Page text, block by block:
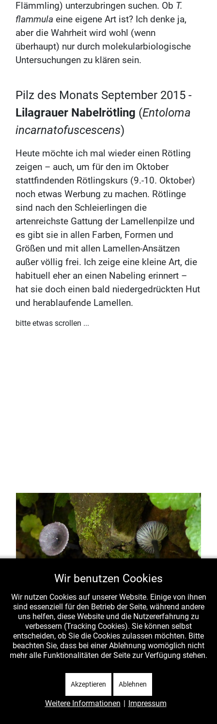
Flämmling) unterzubringen suchen. Ob T.
flammula eine eigene Art ist? Ich denke ja,
aber die Wahrheit wird wohl (wenn
überhaupt) nur durch molekularbiologische
Untersuchungen zu klären sein.
Pilz des Monats September 2015 -
Lilagrauer Nabelrötling (Entoloma
incarnatofuscescens)
Heute möchte ich mal wieder einen Rötling
zeigen – auch, um für den im Oktober
stattfindenden Rötlingskurs (9.-10. Oktober)
noch etwas Werbung zu machen. Rötlinge
sind nach den Schleierlingen die
artenreichste Gattung der Lamellenpilze und
es gibt sie in allen Farben, Formen und
Größen und mit allen Lamellen-Ansätzen
außer völlig frei. Ich zeige eine kleine Art, die
habituell eher an einen Nabeling erinnert –
hat sie doch einen bald niedergedrückten Hut
und herablaufende Lamellen.
bitte etwas scrollen ...
Lilagrauer Nabelrötling(Entoloma
incarnatofuscescens) - junge Fruchtkörper an
sö. Schwäbisch Gmünd (Baden-Württemberg, Vorland
der Schwäbischen Alb), am 23. August 2015,
Wir benutzen Cookies
Wir nutzen Cookies auf unserer Website. Einige von ihnen
sind essenziell für den Betrieb der Seite, während andere
uns helfen, diese Website und die Nutzererfahrung zu
verbessern (Tracking Cookies). Sie können selbst
entscheiden, ob Sie die Cookies zulassen möchten. Bitte
beachten Sie, dass bei einer Ablehnung womöglich nicht
mehr alle Funktionalitäten der Seite zur Verfügung stehen.
Akzeptieren Ablehnen
Weitere Informationen | Impressum